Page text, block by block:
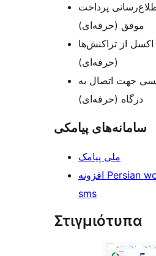
پرداخت
موفق (حرفه‌ای)
از تراکنش‌ها
(حرفه‌ای)
جهت اتصال به
درگاه (حرفه‌ای)
سامانه‌های پیامکی
ملی پیامک
افزونه Persian woocommerce
sms
Στιγμιότυπα